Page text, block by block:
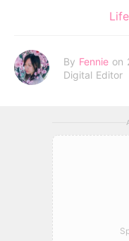
By Fennie on
Digital Editor